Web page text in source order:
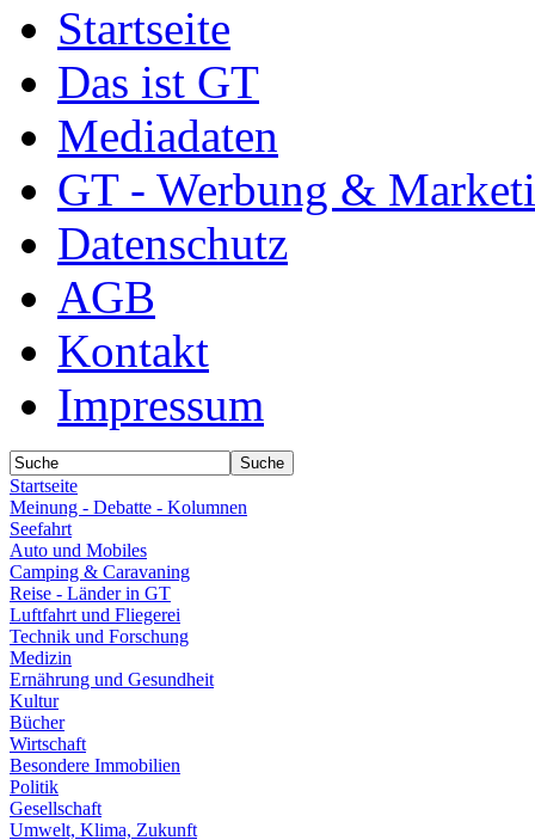
Startseite
Das ist GT
Mediadaten
GT - Werbung &
Datenschutz
AGB
Kontakt
Impressum
Startseite
Meinung - Debatte - Kolumnen
Seefahrt
Auto und Mobiles
Camping & Caravaning
Reise - Länder in GT
Luftfahrt und Fliegerei
Technik und Forschung
Medizin
Ernährung und Gesundheit
Kultur
Bücher
Wirtschaft
Besondere Immobilien
Politik
Gesellschaft
Umwelt, Klima, Zukunft